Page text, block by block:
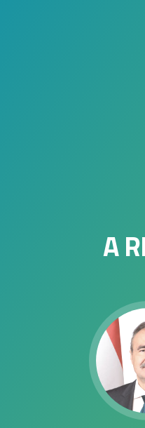
A